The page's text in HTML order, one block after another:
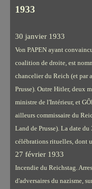
1933
30 janvier 1933
Von PAPEN ayant
coalition de droite, est
chancelier du Reich (et par
Prusse). Outre Hitler, deux
ministre de l'Intérieur, et
ailleurs commissaire du
Land de Prusse). La date
célébrations rituelles, dont
27 février 1933
Incendie du Reichstag.
d'adversaires du nazisme,